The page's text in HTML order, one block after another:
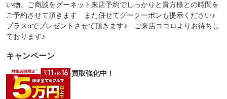
い物、ご商談をグーネット来店予約でしっかりと貴方様との時間を
ご予約させて頂きます また併せてグークーポンも提示ください♪
プラスαでプレゼントさせて頂きます♪ ご来店ココロよりお待ちし
ております♪
キャンペーン
買取強化中！